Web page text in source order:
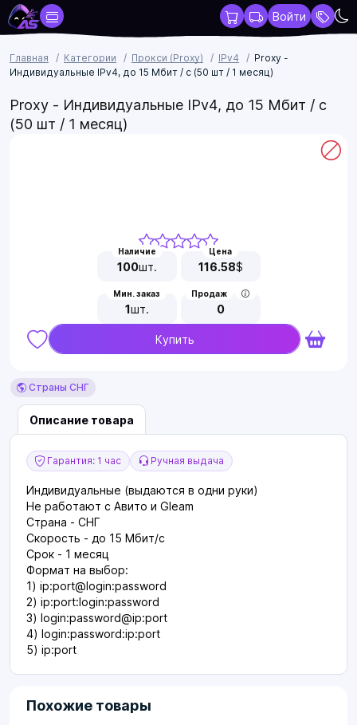
Войти
Главная Категории Прокси (Proxy) IPv4
Proxy -
Индивидуальные IPv4, до 15 Мбит / с (50 шт / 1 месяц)
Proxy - Индивидуальные IPv4, до 15 Мбит / с
(50 шт / 1 месяц)
Наличие
100шт.
Цена
116.58$
Мин. заказ
1шт.
Продаж
0
Купить
Страны СНГ
Описание товара
Гарантия: 1 час Ручная выдача
Индивидуальные (выдаются в одни руки)
Не работают с Авито и Gleam
Страна - СНГ
Скорость - до 15 Мбит/с
Срок - 1 месяц
Формат на выбор:
1) ip:port@login:pаssword
2) ip:port:login:pаssword
3) login:pаssword@ip:port
4) login:pаssword:ip:port
5) ip:port
Похожие товары